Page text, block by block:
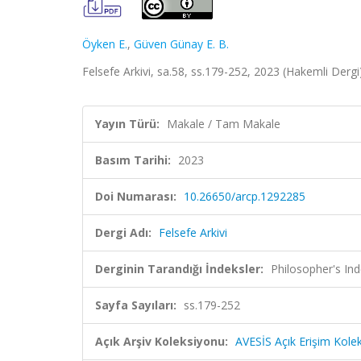
Öyken E., Güven Günay E. B.
Felsefe Arkivi, sa.58, ss.179-252, 2023 (Hakemli
Yayın Türü: Makale / Tam Makale
Basım Tarihi: 2023
Doi Numarası: 10.26650/arcp.1292285
Dergi Adı: Felsefe Arkivi
Derginin Tarandığı İndeksler: Philosopher's
Sayfa Sayıları: ss.179-252
Açık Arşiv Koleksiyonu: AVESİS Açık Erişim